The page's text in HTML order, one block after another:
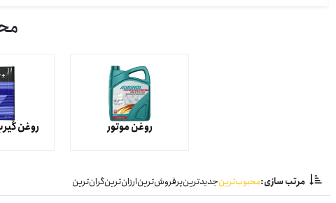
روغن روغن موتور
مرتب سازی:محبوب‌ترینجدیدترینپرفروش‌ترینارزان‌ترینگران‌ترین